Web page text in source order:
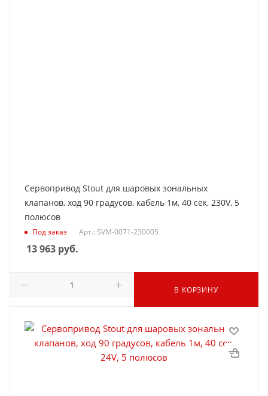
Сервопривод Stout для шаровых зональных
клапанов, ход 90 градусов, кабель 1м, 40 сек, 230V, 5
полюсов
Под заказ Арт.: SVM-0071-230005
13 963 руб.
В КОРЗИНУ